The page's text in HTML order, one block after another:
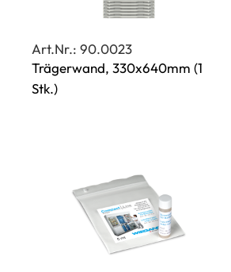
Art.Nr.: 90.0023
Trägerwand, 330x640mm (1
Stk.)